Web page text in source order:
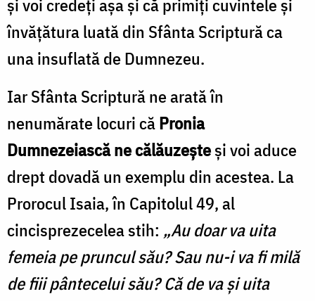
și voi credeți așa și că primiți cuvintele și
învățătura luată din Sfânta Scriptură ca
una insuflată de Dumnezeu.
Iar Sfânta Scriptură ne arată în
nenumărate locuri căPronia
Dumnezeiască ne călăuzeșteși voi aduce
drept dovadă un exemplu din acestea. La
Prorocul Isaia, în Capitolul 49, al
cincisprezecelea stih: „Au doar va uita
femeia pe pruncul său? Sau nu-i va fi milă
de fiii pântecelui său? Că de va și uita